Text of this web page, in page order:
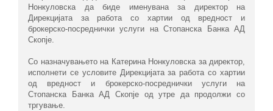
Нонкуловска да биде именувана за директор на
Дирекцијата за работa со хартии од вредност и
брокерско-посреднички услуги на Стопанска Банка АД
Скопје.
Со назначувањето на Катерина Нонкуловска за директор,
исполнети се условите Дирекцијата за работa со хартии
од вредност и брокерско-посреднички услуги на
Стопанска Банка АД Скопје од утре да продолжи со
тргување. ​